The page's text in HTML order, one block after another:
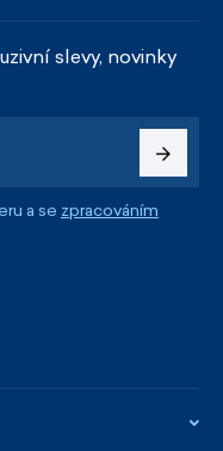
slevy, novinky
a se zpracováním